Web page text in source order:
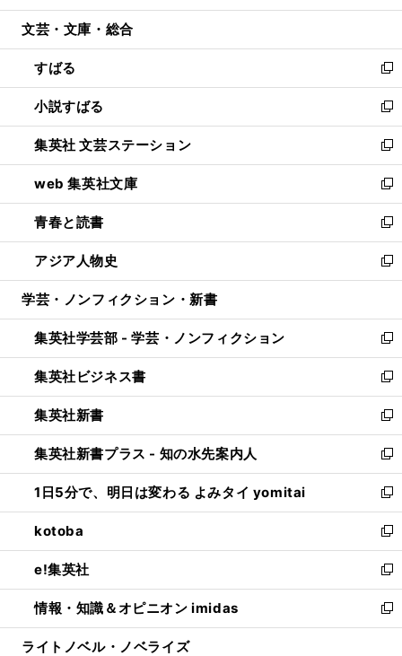
開
ウ
開
く
ン
ウ
で
開
く
ウ
ン
ド
ウ
で
開
く
文芸・文庫・総合
すばる
新
し
い
ウ
ィ
ン
ド
ウ
で
開
く
小説すばる
新
し
い
ウ
ィ
ン
ド
ウ
で
開
集英社 文芸ステーション
新
し
い
ウ
ィ
ン
ド
ウ
開
く
web 集英社文庫
新
し
い
ウ
ィ
ン
ウ
で
開
く
青春と読書
新
し
い
ウ
ン
ド
ウ
で
開
く
アジア人物史
新
し
ウ
ィ
ン
ド
ウ
で
開
く
学芸・ノンフィクション・新書
集英社学芸部 - 学芸・ノンフィクション
新
し
い
ウ
ィ
ン
ド
ウ
で
開
く
集英社ビジネス書
新
し
い
ウ
ィ
ン
ド
ウ
で
開
く
集英社新書
新
し
い
ウ
ィ
ン
ド
ウ
で
開
く
集英社新書プラス - 知の水先案内人
新
し
い
ウ
ィ
ン
ド
ウ
で
開
1日5分で、明日は変わる よみタイ yomitai
新
し
い
ウ
ィ
ン
ド
ウ
kotoba
新
し
い
ウ
ィ
ン
e!集英社
新
し
い
ウ
情報・知識＆オピニオン imidas
新
し
ライトノベル・ノベライズ